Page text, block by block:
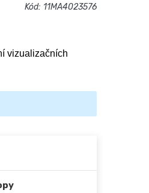
Kód: 11MA4023576
vizualizačních